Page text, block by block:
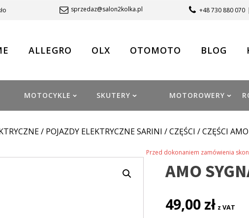
sprzedaz@salon2kolka.pl +48 730 880 070
ALLEGRO OLX OTOMOTO BLOG
MOTOCYKLE SKUTERY MOTOROWERY
/ POJAZDY ELEKTRYCZNE SARINI /CZĘŚCI /CZĘŚCI AMO
Przed dokonaniem zamówienia
AMO
49,00 zł z VAT